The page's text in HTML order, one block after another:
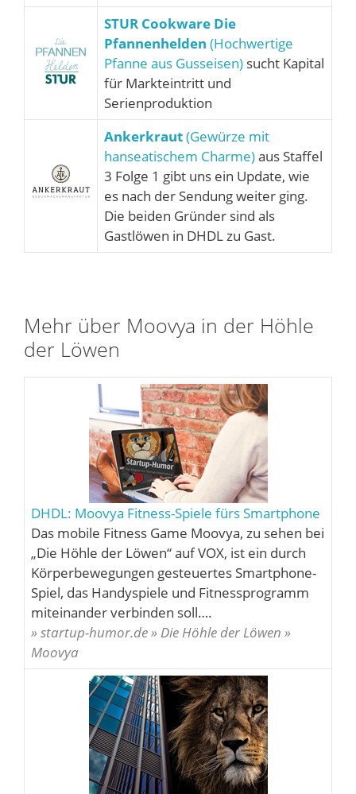
STUR Cookware Die
Pfannenhelden (Hochwertige
Pfanne aus Gusseisen) sucht Kapital
für Markteintritt und
Serienproduktion
Ankerkraut(Gewürze mit
hanseatischem Charme)aus Staffel
3 Folge 1 gibt uns ein Update, wie
es nach der Sendung weiter ging.
Die beiden Gründer sind als
Gastlöwen in DHDL zu Gast.
Mehr über Moovya in der Höhle
der Löwen
DHDL: Moovya Fitness-Spiele fürs Smartphone
Das mobile Fitness Game Moovya, zu sehen bei
„Die Höhle der Löwen“ auf VOX, ist ein durch
Körperbewegungen gesteuertes Smartphone-
Spiel, das Handyspiele und Fitnessprogramm
miteinander verbinden soll….
» startup-humor.de » Die Höhle der Löwen »
Moovya